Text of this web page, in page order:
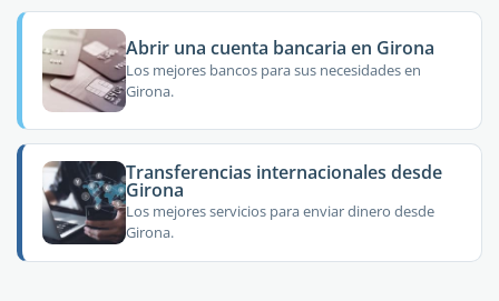
Abrir una cuenta bancaria en Girona
Los mejores bancos para sus necesidades en
Girona.
Transferencias internacionales desde
Girona
Los mejores servicios para enviar dinero desde
Girona.